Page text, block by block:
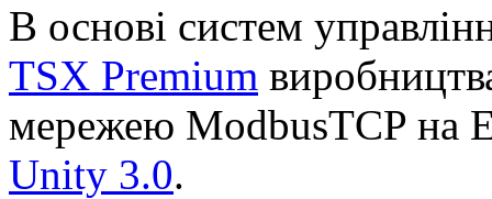
В основі систем
TSX Premium
мережею ModbusTCP на
Unity 3.0.